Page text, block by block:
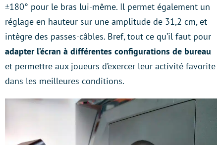
±180° pour le bras lui-même. Il permet également un
réglage en hauteur sur une amplitude de 31,2 cm, et
intègre des passes-câbles. Bref, tout ce qu’il faut pour
adapter l’écran à différentes configurations de bureau
et permettre aux joueurs d’exercer leur activité favorite
dans les meilleures conditions.